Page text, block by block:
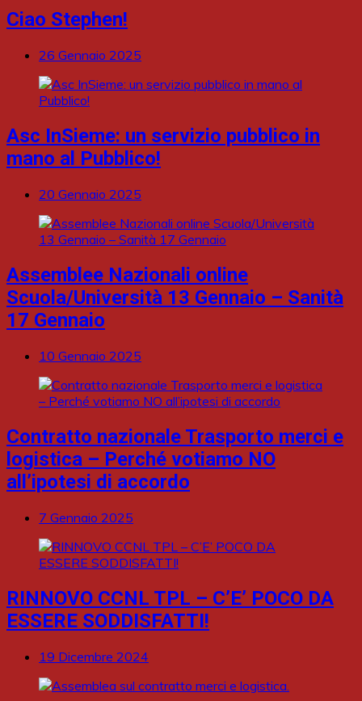
Ciao Stephen!
26 Gennaio 2025
Asc InSieme: un servizio pubblico in
mano al Pubblico!
20 Gennaio 2025
Assemblee Nazionali online
Scuola/Università 13 Gennaio – Sanità
17 Gennaio
10 Gennaio 2025
Contratto nazionale Trasporto merci e
logistica – Perché votiamo NO
all’ipotesi di accordo
7 Gennaio 2025
RINNOVO CCNL TPL – C’E’ POCO DA
ESSERE SODDISFATTI!
19 Dicembre 2024